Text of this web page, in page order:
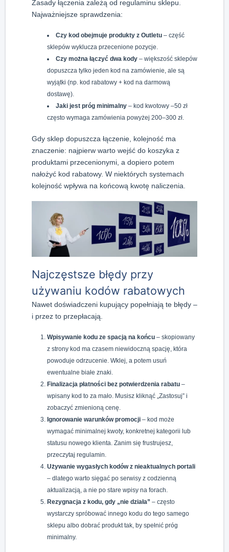
Zasady łączenia zależą od regulaminu sklepu.
Najważniejsze sprawdzenia:
Czy kod obejmuje produkty z Outletu – część
sklepów wyklucza przecenione pozycje.
Czy można łączyć dwa kody – większość sklepów
dopuszcza tylko jeden kod na zamówienie, ale są
wyjątki (np. kod rabatowy + kod na darmową
dostawę).
Jaki jest próg minimalny – kod kwotowy –50 zł
często wymaga zamówienia powyżej 200–300 zł.
Gdy sklep dopuszcza łączenie, kolejność ma
znaczenie: najpierw warto wejść do koszyka z
produktami przecenionymi, a dopiero potem
nałożyć kod rabatowy. W niektórych systemach
kolejność wpływa na końcową kwotę naliczenia.
Najczęstsze błędy przy
używaniu kodów rabatowych
Nawet doświadczeni kupujący popełniają te błędy –
i przez to przepłacają.
Wpisywanie kodu ze spacją na końcu – skopiowany
z strony kod ma czasem niewidoczną spację, która
powoduje odrzucenie. Wklej, a potem usuń
ewentualne białe znaki.
Finalizacja płatności bez potwierdzenia rabatu –
wpisany kod to za mało. Musisz kliknąć „Zastosuj” i
zobaczyć zmienioną cenę.
Ignorowanie warunków promocji – kod może
wymagać minimalnej kwoty, konkretnej kategorii lub
statusu nowego klienta. Zanim się frustrujesz,
przeczytaj regulamin.
Używanie wygasłych kodów z nieaktualnych portali
– dlatego warto sięgać po serwisy z codzienną
aktualizacją, a nie po stare wpisy na forach.
Rezygnacja z kodu, gdy „nie działa” – często
wystarczy spróbować innego kodu do tego samego
sklepu albo dobrać produkt tak, by spełnić próg
minimalny.